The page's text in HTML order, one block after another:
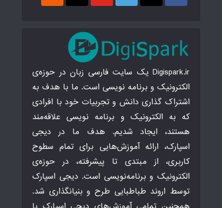
Digispark.ir یک سایت فارسی زبان در حوزه‌ی
الکترونیک و برنامه نویسی است. ما با هدف به
اشتراک گذاری دانش و تجربیات خود با افرادی
که به الکترونیک و برنامه نویسی علاقه‌مند
هستند، ایجاد شدیم. هدف ما در دیجی
اسپارک، ارائه آموزش‌هایی برای تمام سطوح
کاربری، از مبتدی تا پیشرفته، در حوزه‌ی
الکترونیک و برنامه‌نویسی است. دیجی اسپارک
توسط اروند طباطبایی طرح و بنیانگذاری شد.